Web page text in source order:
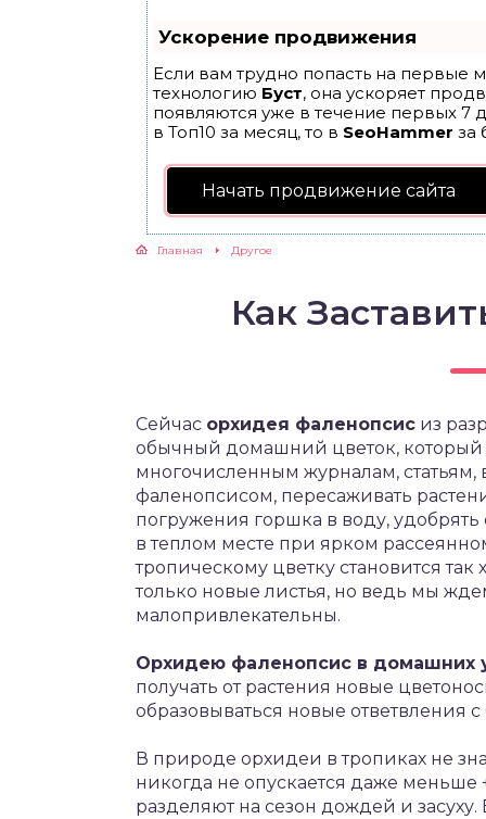
Ускорение продвижения
Если вам трудно попасть на первые
технологию Буст, она ускоряет
появляются уже в течение первых 7
в Топ10 за месяц, то в SeoHammer за
Начать продвижение сайта
Главная Другое
Как
Сейчас орхидея фаленопсис из
обычный домашний цветок, который
многочисленным журналам, статьям,
фаленопсисом, пересаживать
погружения горшка в воду,
в теплом месте при ярком
тропическому цветку становится
только новые листья, но ведь мы
малопривлекательны.
Орхидею фаленопсис в домашних
получать от растения новые
образовываться новые ответвления с
В природе орхидеи в тропиках не
никогда не опускается даже меньше
разделяют на сезон дождей и